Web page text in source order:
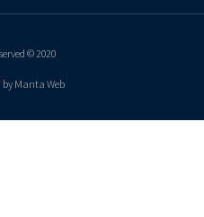
2020 © All rights reserved
by Manta Web